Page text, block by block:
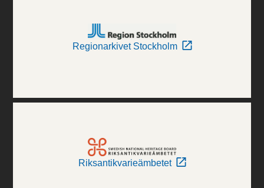
Regionarkivet Stockholm
Riksantikvarieämbetet